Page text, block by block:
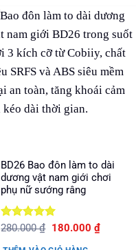
BD26 Bao đôn làm to dài
dương vật nam giới chơi
phụ nữ sướng râng
Được xếp
280.000₫ Giá
là:
180.000 ₫Giá
hiện